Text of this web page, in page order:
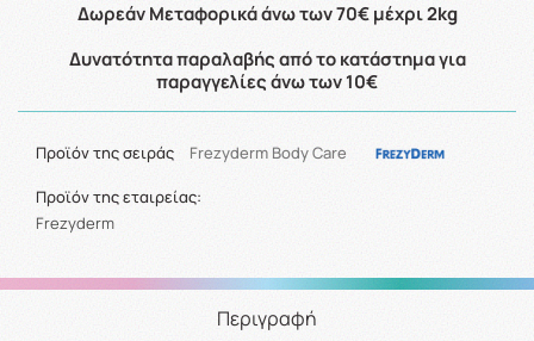
Δωρεάν Μεταφορικά άνω των 70€ μέχρι 2kg
Δυνατότητα παραλαβής από το κατάστημα για
παραγγελίες άνω των 10€
Προϊόν της σειράς Frezyderm Body Care
Προϊόν της εταιρείας:
Frezyderm
Περιγραφή